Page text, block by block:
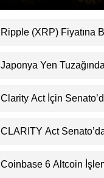
Ripple (XRP) Fiyatına
Uyarı
Japonya Yen
Clarity Act İçin
CLARITY Act
Coinbase 6 Altcoin